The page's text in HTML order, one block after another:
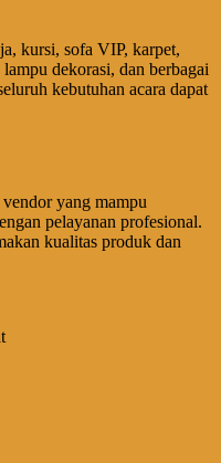
kursi, sofa VIP, karpet,
dekorasi, dan berbagai
kebutuhan acara dapat
yang mampu
pelayanan profesional.
kualitas produk dan